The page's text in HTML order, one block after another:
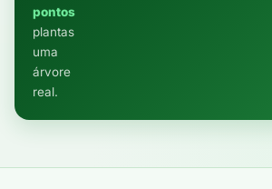
pontos
plantas
uma
árvore
real.